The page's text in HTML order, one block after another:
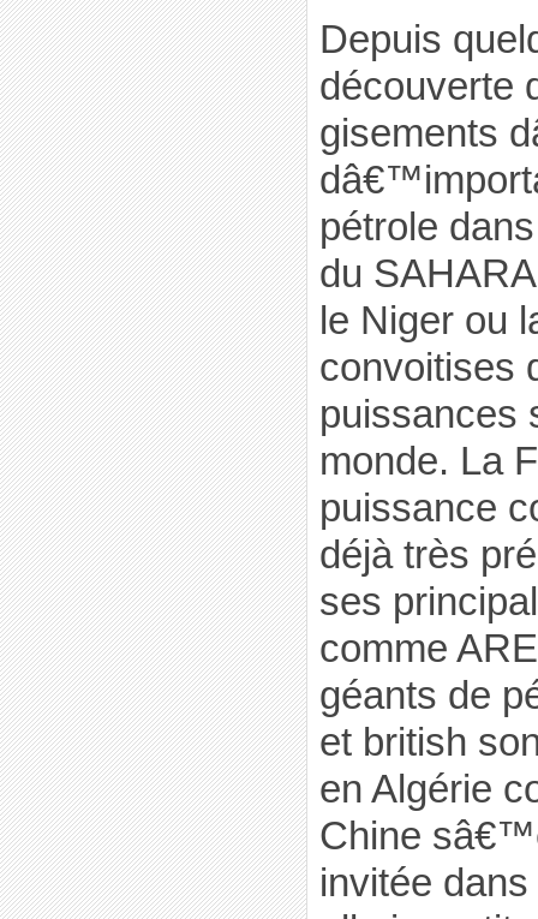
Depuis
découverte
gisements
pétrole
du
le Niger ou
convoitises
puissances
monde. La
puissance
déjà très
ses
comme
géants de
et british
en Algérie
Chine
invitée